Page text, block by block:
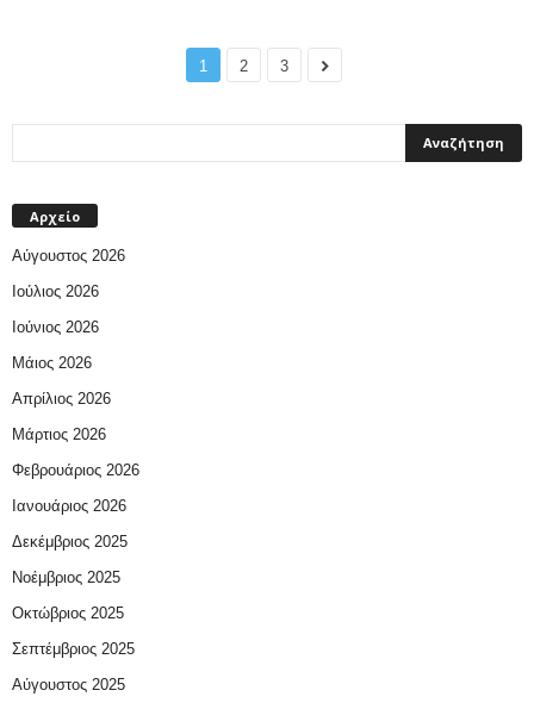
1 2 3
Αρχείο
Αύγουστος 2026
Ιούλιος 2026
Ιούνιος 2026
Μάιος 2026
Απρίλιος 2026
Μάρτιος 2026
Φεβρουάριος 2026
Ιανουάριος 2026
Δεκέμβριος 2025
Νοέμβριος 2025
Οκτώβριος 2025
Σεπτέμβριος 2025
Αύγουστος 2025